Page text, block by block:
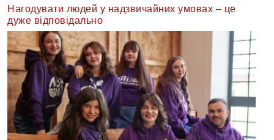
Нагодувати людей у надзвичайних умовах – це
дуже відповідально